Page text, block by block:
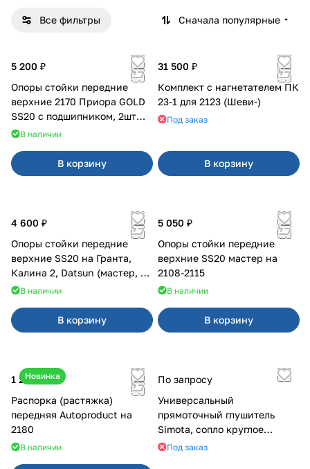
Все фильтры Сначала популярные
5 200 ₽
Опоры стойки передние
верхние 2170 Приора GOLD
SS20 с подшипником, 2шт
10116
В наличии
В корзину
31 500 ₽
Комплект с нагнетателем ПК
23-1 для 2123 (Шеви-)
Под заказ
В корзину
4 600 ₽
Опоры стойки передние
верхние SS20 на Гранта,
Калина 2, Datsun (мастер, с
ЭлУР, с подшипником) 2шт
В наличии
В корзину
5 050 ₽
Опоры стойки передние
верхние SS20 мастер на
2108-2115
В наличии
В корзину
Новинка
1 250 ₽
Распорка (растяжка)
передняя Autoproduct на
2180
В наличии
По запросу
Универсальный
прямоточный глушитель
Simota, сопло круглое
широкое
Под заказ